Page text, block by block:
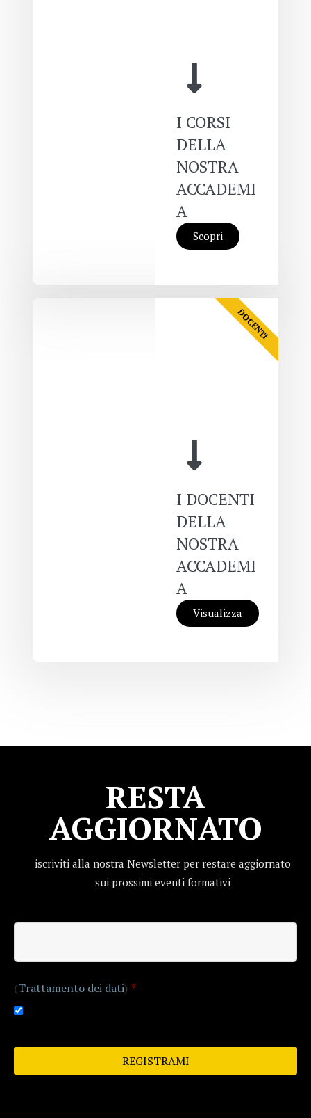
I CORSI
DELLA
NOSTRA
ACCADEMI
A
Scopri
I DOCENTI
DELLA
NOSTRA
ACCADEMI
A
Visualizza
DOCENTI
RESTA
AGGIORNATO
iscriviti alla nostra Newsletter per restare aggiornato
sui prossimi eventi formativi
(Trattamento dei dati) *
REGISTRAMI